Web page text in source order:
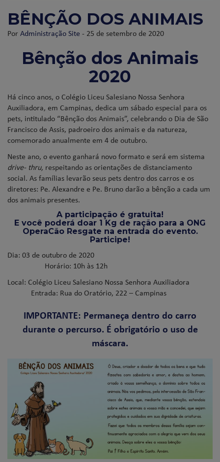
BÊNÇÃO DOS ANIMAIS
PorAdministração Site - 25 de setembro de 2020
Bênção dos Animais
2020
Há cinco anos, o Colégio Liceu Salesiano Nossa Senhora
Auxiliadora, em Campinas, dedica um sábado especial para os
pets, intitulado “Bênção dos Animais”, celebrando o Dia de São
Francisco de Assis, padroeiro dos animais e da natureza,
comemorado anualmente em 4 de outubro.
Neste ano, o evento ganhará novo formato e será em sistema
drive- thru, respeitando as orientações de distanciamento
social. As famílias levarão seus pets dentro dos carros e os
diretores: Pe. Alexandre e Pe. Bruno darão a bênção a cada um
dos animais presentes.
A participação é gratuita!
E você poderá doar 1 Kg de ração para a ONG
OperaCão Resgate na entrada do evento.
Participe!
Dia: 03 de outubro de 2020
Horário: 10h às 12h
Local: Colégio Liceu Salesiano Nossa Senhora Auxiliadora
Entrada: Rua do Oratório, 222 – Campinas
IMPORTANTE: Permaneça dentro do carro
durante o percurso. É obrigatório o uso de
máscara.